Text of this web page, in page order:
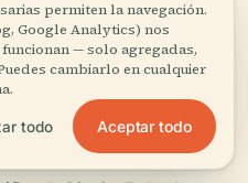
tomam posse no IHGDF,
permiten la navegación.
Google Analytics) nos
— solo agregadas,
cambiarlo en cualquier
todo Aceptar todo